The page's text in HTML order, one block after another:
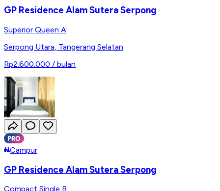
GP Residence Alam Sutera Serpong
Superior Queen A
Serpong Utara, Tangerang Selatan
Rp2.600.000 / bulan
Campur
GP Residence Alam Sutera Serpong
Compact Single B